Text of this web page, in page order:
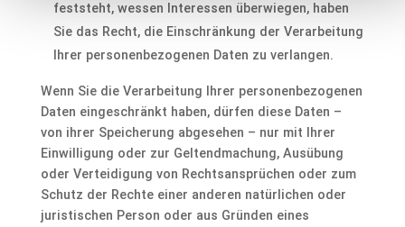
feststeht, wessen Interessen überwiegen, haben
Sie das Recht, die Einschränkung der Verarbeitung
Ihrer personenbezogenen Daten zu verlangen.
Wenn Sie die Verarbeitung Ihrer personenbezogenen
Daten eingeschränkt haben, dürfen diese Daten –
von ihrer Speicherung abgesehen – nur mit Ihrer
Einwilligung oder zur Geltendmachung, Ausübung
oder Verteidigung von Rechtsansprüchen oder zum
Schutz der Rechte einer anderen natürlichen oder
juristischen Person oder aus Gründen eines